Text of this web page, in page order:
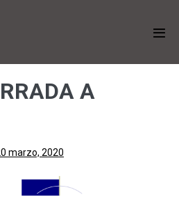
A
marzo, 2020